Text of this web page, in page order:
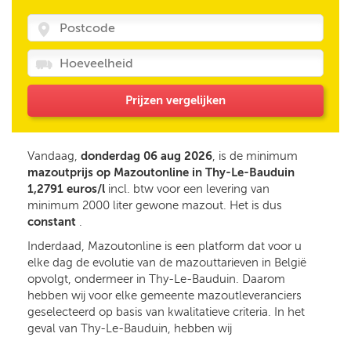
Prijzen vergelijken
Vandaag, donderdag 06 aug 2026, is de minimum
mazoutprijs op Mazoutonline in Thy-Le-Bauduin
1,2791 euros/l incl. btw voor een levering van
minimum 2000 liter gewone mazout. Het is dus
constant .
Inderdaad, Mazoutonline is een platform dat voor u
elke dag de evolutie van de mazouttarieven in België
opvolgt, ondermeer in Thy-Le-Bauduin. Daarom
hebben wij voor elke gemeente mazoutleveranciers
geselecteerd op basis van kwalitatieve criteria. In het
geval van Thy-Le-Bauduin, hebben wij